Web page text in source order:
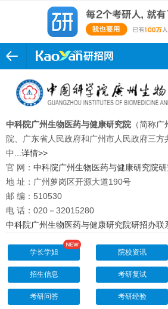
中科院广州生物医药与健康研究院 （简称
院、广东省人民政府和广州市人民政府三
中... 详情>>
官 网： 中科院广州生物医药与健康研究院
地 址：广州萝岗区开源大道190号
邮 编：510530
电 话：020－32015280
中科院广州生物医药与健康研究院研招办联
学长学姐 院校资讯
招生信息 考研复试
考研问答 考研经验